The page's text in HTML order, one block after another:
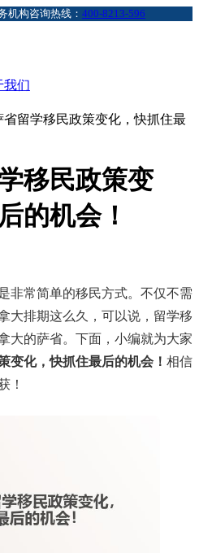
机构咨询热线： 400-8213-596
我们
省留学移民政策变化，快抓住最
移民政策变
的机会！
常简单的移民方式。不仅不需
大排期这么久，可以说，留学移
大的萨省。下面，小编就为大家
变化，快抓住最后的机会！ 相信
！